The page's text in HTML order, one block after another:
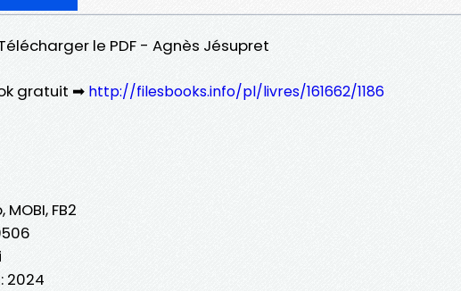
le PDF - Agnès Jésupret
gratuit ➡ http://filesbooks.info/pl/livres/161662/1186
FB2
2024